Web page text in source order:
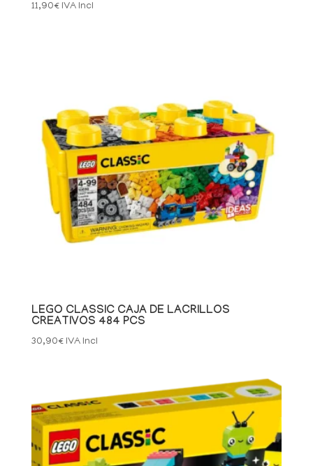
11,90€ IVA Incl
LEGO CLASSIC CAJA DE LACRILLOS
CREATIVOS 484 PCS
30,90€ IVA Incl